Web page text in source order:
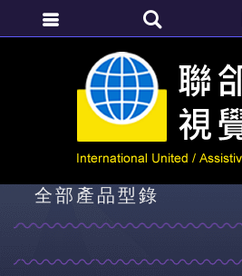
產品型
全部產品型錄